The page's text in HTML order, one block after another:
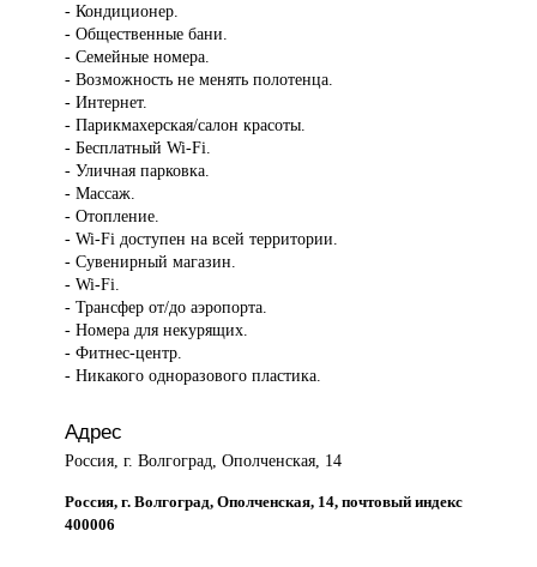
- Кондиционер.
- Общественные бани.
- Семейные номера.
- Возможность не менять полотенца.
- Интернет.
- Парикмахерская/салон красоты.
- Бесплатный Wi-Fi.
- Уличная парковка.
- Массаж.
- Отопление.
- Wi-Fi доступен на всей территории.
- Сувенирный магазин.
- Wi-Fi.
- Трансфер от/до аэропорта.
- Номера для некурящих.
- Фитнес-центр.
- Никакого одноразового пластика.
Адрес
Россия, г. Волгоград, Ополченская, 14
Россия, г. Волгоград, Ополченская, 14, почтовый индекс
400006